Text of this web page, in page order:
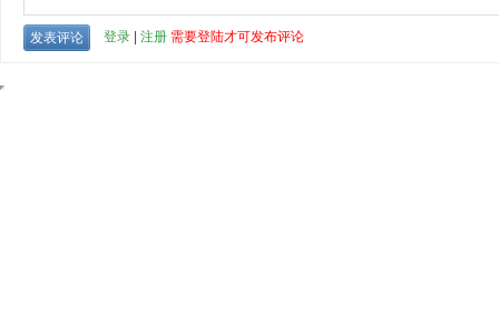
登录 注册 需要登陆才可发布评论